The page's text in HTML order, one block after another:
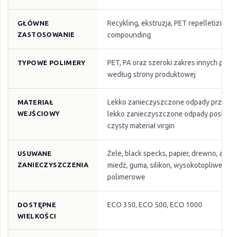
GŁÓWNE
ZASTOSOWANIE
Recykling, ekstruzja, PET
compounding
TYPOWE POLIMERY
PET, PA oraz szeroki zakres innych
według strony produktowej
MATERIAŁ
WEJŚCIOWY
Lekko zanieczyszczone odpady
lekko zanieczyszczone odpady post-
czysty materiał virgin
USUWANE
ZANIECZYSZCZENIA
Żele, black specks, papier, drewno,
miedź, guma, silikon, wysokotopliwe
polimerowe
DOSTĘPNE
WIELKOŚCI
ECO 350, ECO 500, ECO 1000